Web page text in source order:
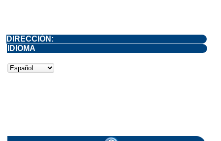
DIRECCIÓN:
IDIOMA